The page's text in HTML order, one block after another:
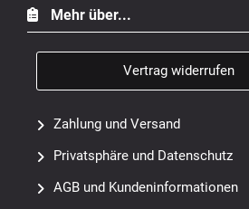
Mehr über...
Vertrag widerrufen
Zahlung und Versand
Privatsphäre und Datenschutz
AGB und Kundeninformationen